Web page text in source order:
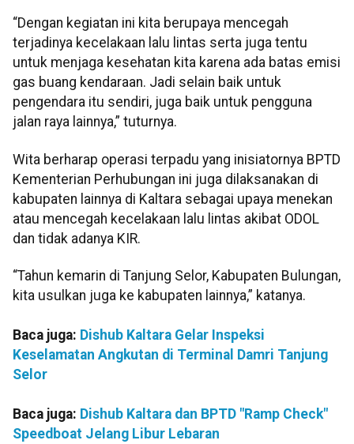
“Dengan kegiatan ini kita berupaya mencegah
terjadinya kecelakaan lalu lintas serta juga tentu
untuk menjaga kesehatan kita karena ada batas emisi
gas buang kendaraan. Jadi selain baik untuk
pengendara itu sendiri, juga baik untuk pengguna
jalan raya lainnya,” tuturnya.
Wita berharap operasi terpadu yang inisiatornya BPTD
Kementerian Perhubungan ini juga dilaksanakan di
kabupaten lainnya di Kaltara sebagai upaya menekan
atau mencegah kecelakaan lalu lintas akibat ODOL
dan tidak adanya KIR.
“Tahun kemarin di Tanjung Selor, Kabupaten Bulungan,
kita usulkan juga ke kabupaten lainnya,” katanya.
Baca juga: Dishub Kaltara Gelar Inspeksi
Keselamatan Angkutan di Terminal Damri Tanjung
Selor
Baca juga: Dishub Kaltara dan BPTD "Ramp Check"
Speedboat Jelang Libur Lebaran